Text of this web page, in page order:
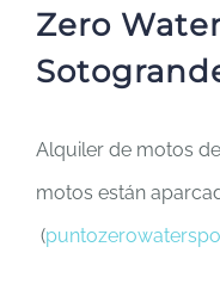
Zero
Alquiler de motos
motos están
(